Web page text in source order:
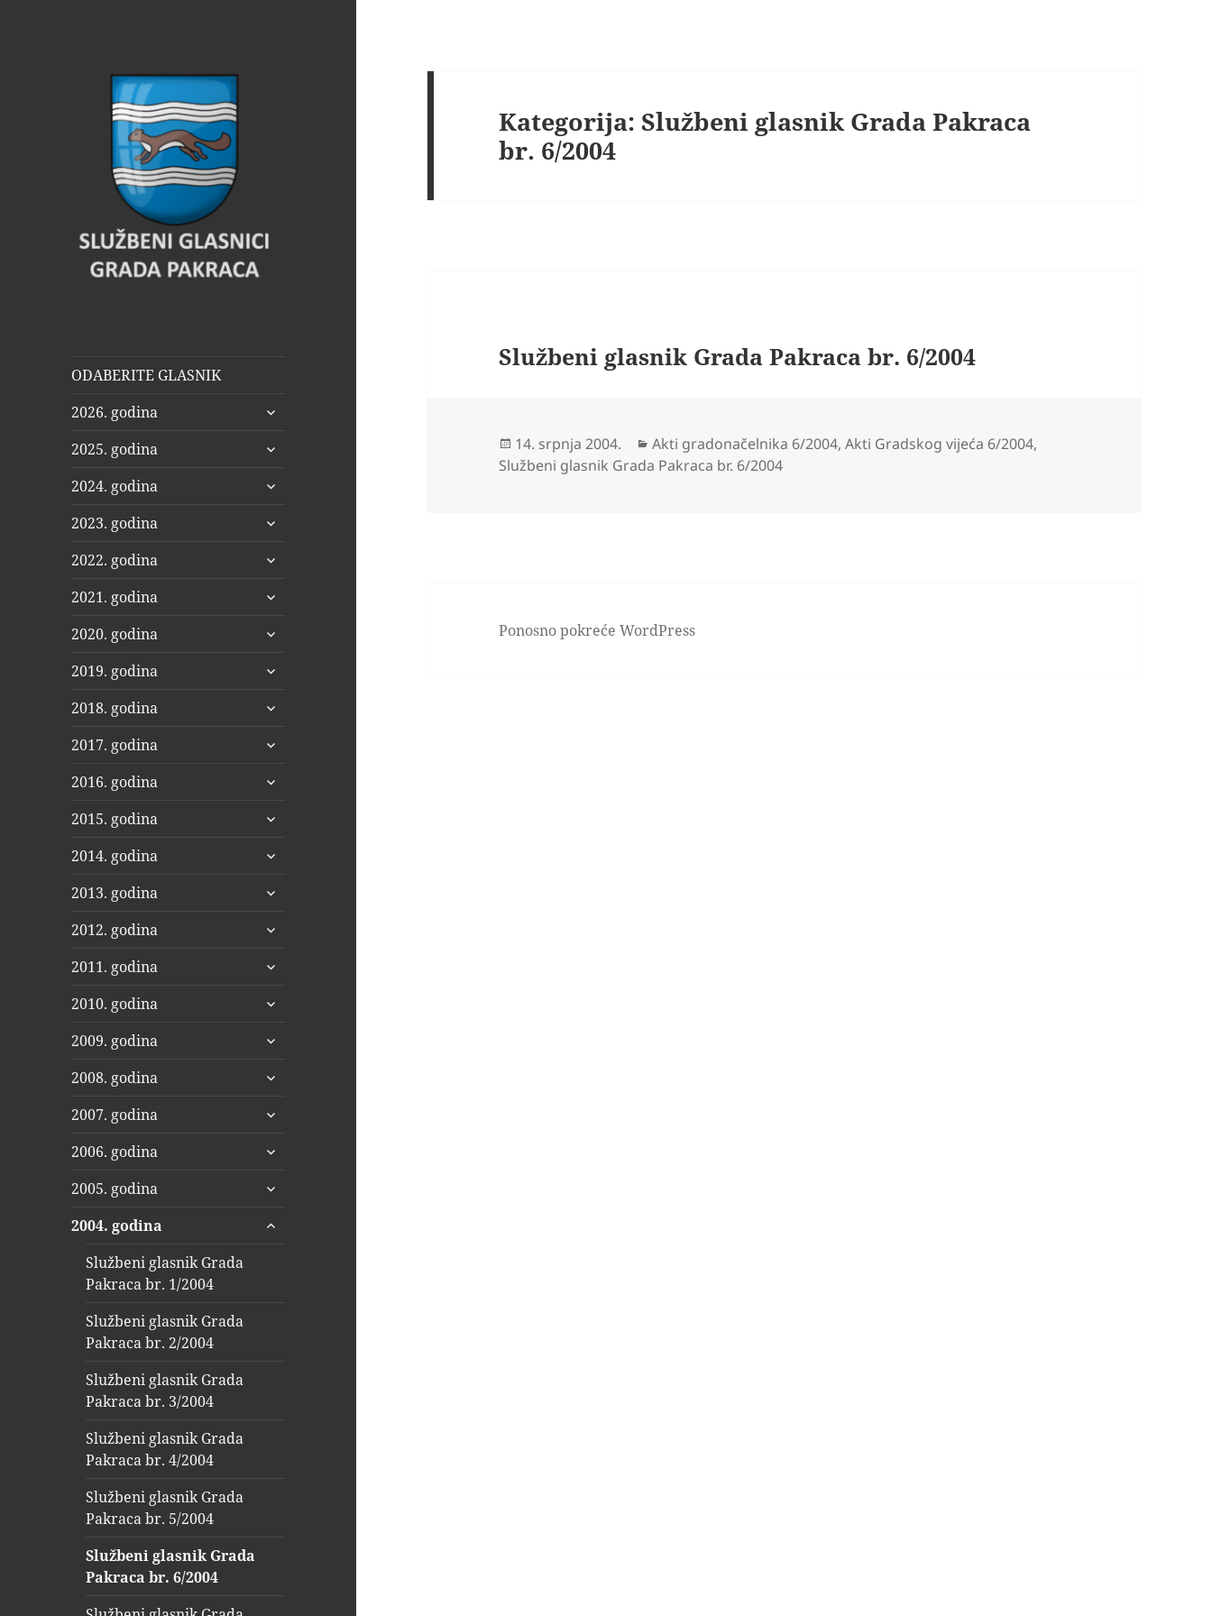
ODABERITE GLASNIK
2026. godina
proširi
2025. godina
proširi
2024. godina
proširi
2023. godina
proširi
2022. godina
proširi
2021. godina
proširi
2020. godina
proširi
2019. godina
proširi
2018. godina
proširi
2017. godina
proširi
2016. godina
proširi
2015. godina
proširi
2014. godina
proširi
2013. godina
proširi
2012. godina
proširi
2011. godina
proširi
2010. godina
proširi
2009. godina
proširi
2008. godina
proširi
2007. godina
proširi
2006. godina
proširi
2005. godina
proširi
2004. godina
proširi
Službeni glasnik Grada
Pakraca br. 1/2004
Službeni glasnik Grada
Pakraca br. 2/2004
Službeni glasnik Grada
Pakraca br. 3/2004
Službeni glasnik Grada
Pakraca br. 4/2004
Službeni glasnik Grada
Pakraca br. 5/2004
Službeni glasnik Grada
Pakraca br. 6/2004
Kategorija:Službeni glasnik Grada Pakraca
br. 6/2004
Službeni glasnik Grada Pakraca br. 6/2004
Objavljeno
dana
14. srpnja 2004. Kategorije
Akti gradonačelnika 6/2004,Akti Gradskog vijeća 6/2004,
Službeni glasnik Grada Pakraca br. 6/2004
Ponosno pokreće WordPress